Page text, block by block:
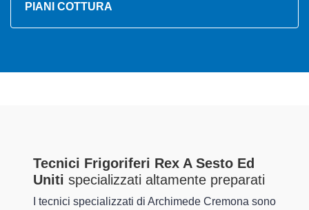
PIANI COTTURA
Tecnici Frigoriferi Rex A Sesto Ed
Uniti specializzati altamente preparati
I tecnici specializzati di Archimede Cremona sono